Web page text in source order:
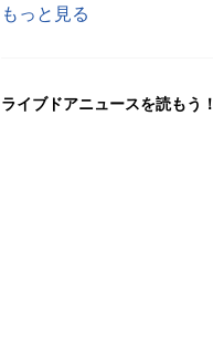
もっと見る
ライブドアニュースを読もう！